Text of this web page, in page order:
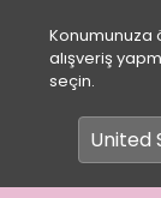
Konumunuza
alışveriş
seçin.